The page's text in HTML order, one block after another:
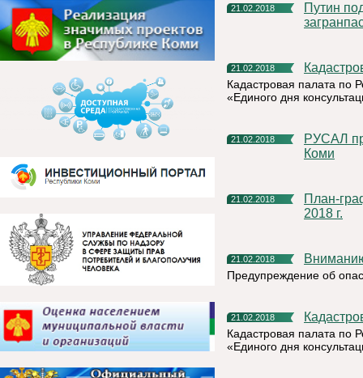
21.02.2018
Путин подписал закон, сокращающий оформление
21.02.2018
Кадастровая палата по
«Единого дня
21.02.2018
РУСАЛ проведет театральный фестиваль в Республике
Коми
21.02.2018
План-график акции «День открытых дверей» с 1 по 31 марта
2018 г.
21.02.2018
Предупреждение об
21.02.2018
Кадастровая палата по
«Единого дня